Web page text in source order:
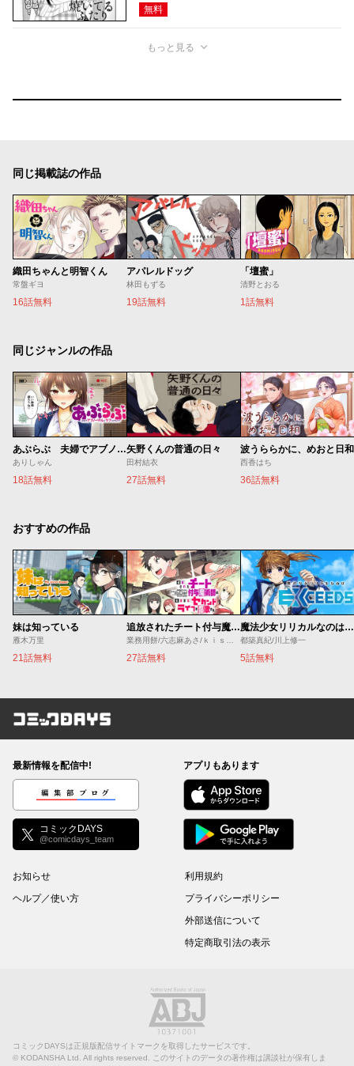
無料
もっと見る
同じ掲載誌の作品
織田ちゃんと明智くん
常盤ギヨ
16話無料
アパレルドッグ
林田もずる
19話無料
「壇蜜」
清野とおる
1話無料
同じジャンルの作品
あぶらぶ 夫婦でアブノーマルなラブしませんか？
ありしゃん
18話無料
矢野くんの普通の日々
田村結衣
27話無料
波うららかに、めおと日和
西香はち
36話無料
おすすめの作品
妹は知っている
雁木万里
21話無料
追放されたチート付与魔術師は気ままなセカンドライフを謳歌する。 ～俺は武器だけじゃなく、あらゆるものに『強化ポイント』を付与できるし、俺の意思でいつでも効果を解除できるけど、残った人たち大丈夫？～
業務用餅/六志麻あさ/ｋｉｓｕｉ
27話無料
魔法少女リリカルなのは EXCEEDS
都築真紀/川上修一
5話無料
コミックDAYS
最新情報を配信中!
編集部ブログ
コミックDAYS
@comicdays_team
アプリもあります
お知らせ
ヘルプ／使い方
利用規約
プライバシーポリシー
外部送信について
特定商取引法の表示
コミックDAYSは正規版配信サイトマークを取得したサービスです。
© KODANSHA Ltd. All rights reserved. このサイトのデータの著作権は講談社が保有しま